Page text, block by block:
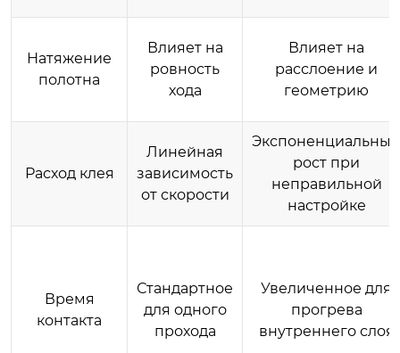
Натяжение
полотна
Влияет на
ровность
хода
Влияет на
расслоение и
геометрию
Расход клея
Линейная
зависимость
от скорости
Экспоненциальный
рост при
неправильной
настройке
Время
контакта
Стандартное
для одного
прохода
Увеличенное для
прогрева
внутреннего слоя